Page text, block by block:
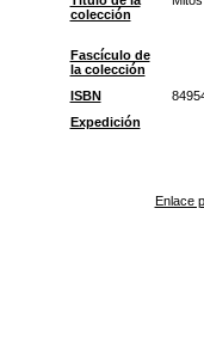
colección
Fascículo de
la colección
ISBN
Expedición
Enlace